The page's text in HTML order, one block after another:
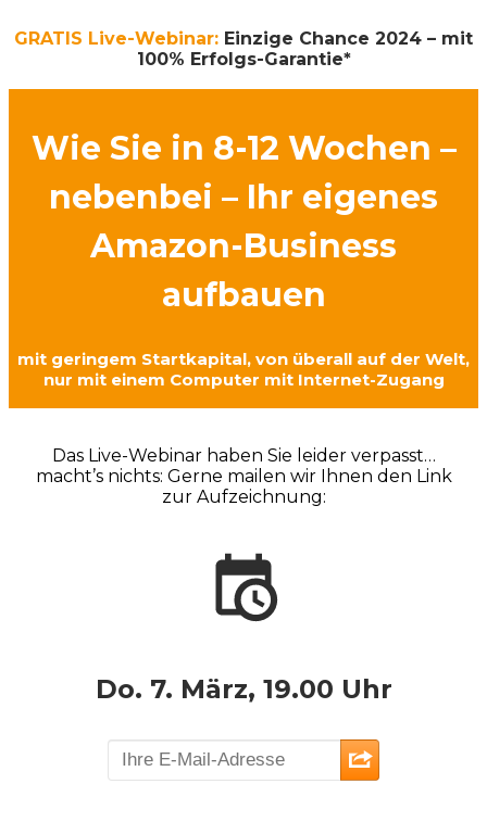
GRATIS Live-Webinar: Einzige Chance 2024 – mit
100% Erfolgs-Garantie*
Wie Sie in 8-12 Wochen –
nebenbei – Ihr eigenes
Amazon-Business
aufbauen
mit geringem Startkapital, von überall auf der Welt,
nur mit einem Computer mit Internet-Zugang
Das Live-Webinar haben Sie leider verpasst…
macht’s nichts: Gerne mailen wir Ihnen den Link
zur Aufzeichnung:
Do. 7. März, 19.00 Uhr